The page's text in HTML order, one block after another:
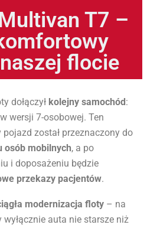
T7 –
flocie
dołączył kolejny samochód :
w wersji 7-osobowej. Ten
został przeznaczony do
osób mobilnych, a po
i doposażeniu będzie
przekazy pacjentów.
modernizacja floty – na
auta nie starsze niż